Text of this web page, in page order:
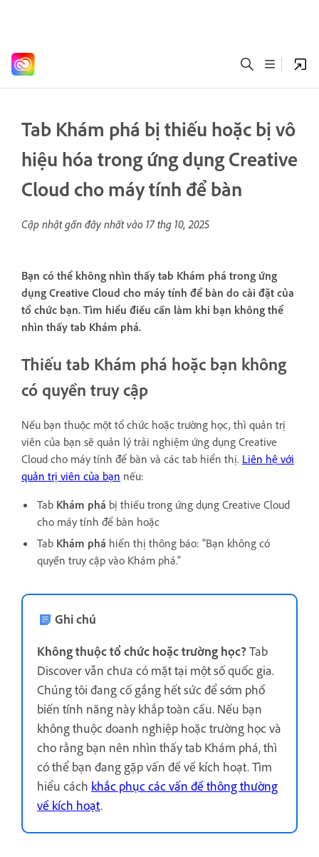
Tab Khám phá bị thiếu hoặc bị vô
hiệu hóa trong ứng dụng Creative
Cloud cho máy tính để bàn
Cập nhật gần đây nhất vào 17 thg 10, 2025
Bạn có thể không nhìn thấy tab Khám phá trong ứng
dụng Creative Cloud cho máy tính để bàn do cài đặt của
tổ chức bạn. Tìm hiểu điều cần làm khi bạn không thể
nhìn thấy tab Khám phá.
Thiếu tab Khám phá hoặc bạn không
có quyền truy cập
Nếu bạn thuộc một tổ chức hoặc trường học, thì quản trị
viên của bạn sẽ quản lý trải nghiệm ứng dụng Creative
Cloud cho máy tính để bàn và các tab hiển thị. Liên hệ với
quản trị viên của bạn nếu:
Tab Khám phá bị thiếu trong ứng dụng Creative Cloud
cho máy tính để bàn hoặc
Tab Khám phá hiển thị thông báo: "Bạn không có
quyền truy cập vào Khám phá."
Ghi chú
Không thuộc tổ chức hoặc trường học?Tab
Discover vẫn chưa có mặt tại một số quốc gia.
Chúng tôi đang cố gắng hết sức để sớm phổ
biến tính năng này khắp toàn cầu. Nếu bạn
không thuộc doanh nghiệp hoặc trường học và
cho rằng bạn nên nhìn thấy tab Khám phá, thì
có thể bạn đang gặp vấn đề về kích hoạt. Tìm
hiểu cách khắc phục các vấn đề thông thường
về kích hoạt.